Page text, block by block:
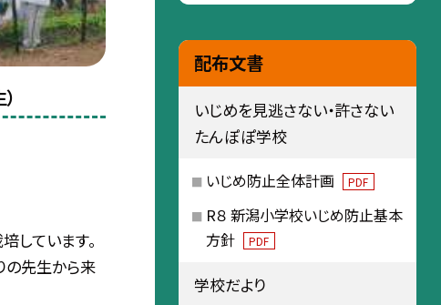
しています。
の先生から来
配布文書
いじめを見逃さない・許さない
たんぽぽ学校
いじめ防止全体計画 PDF
R８ 新潟小学校いじめ防止基本
方針
PDF
学校だより